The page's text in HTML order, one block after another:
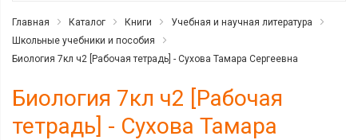
Главная Каталог Книги
Учебная и научная литература
Школьные учебники и пособия
Биология 7кл ч2 [Рабочая тетрадь] - Сухова Тамара Сергеевна
Биология 7кл ч2 [Рабочая
тетрадь] - Сухова Тамара